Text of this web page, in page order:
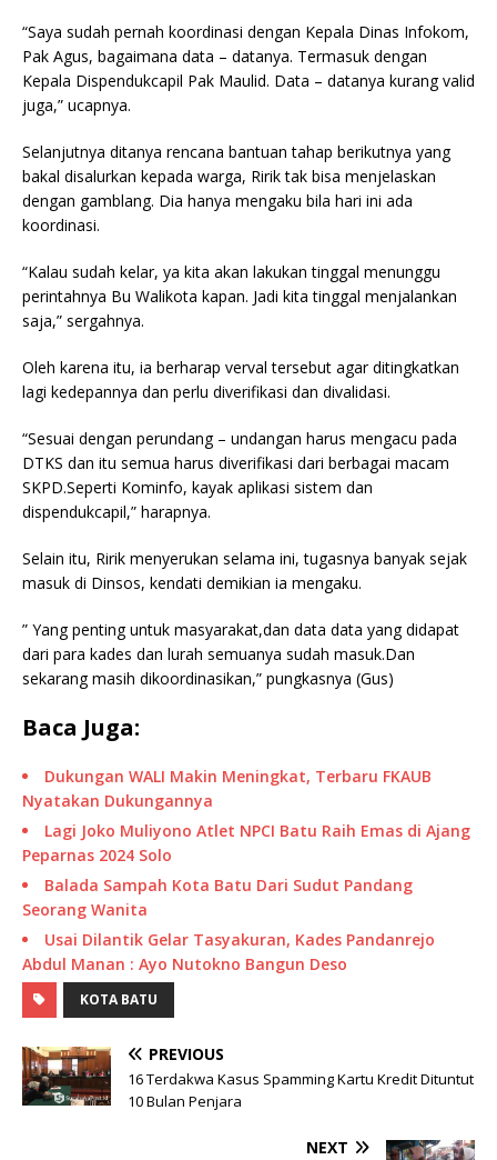
“Saya sudah pernah koordinasi dengan Kepala Dinas Infokom,
Pak Agus, bagaimana data – datanya. Termasuk dengan
Kepala Dispendukcapil Pak Maulid. Data – datanya kurang valid
juga,” ucapnya.
Selanjutnya ditanya rencana bantuan tahap berikutnya yang
bakal disalurkan kepada warga, Ririk tak bisa menjelaskan
dengan gamblang. Dia hanya mengaku bila hari ini ada
koordinasi.
“Kalau sudah kelar, ya kita akan lakukan tinggal menunggu
perintahnya Bu Walikota kapan. Jadi kita tinggal menjalankan
saja,” sergahnya.
Oleh karena itu, ia berharap verval tersebut agar ditingkatkan
lagi kedepannya dan perlu diverifikasi dan divalidasi.
“Sesuai dengan perundang – undangan harus mengacu pada
DTKS dan itu semua harus diverifikasi dari berbagai macam
SKPD.Seperti Kominfo, kayak aplikasi sistem dan
dispendukcapil,” harapnya.
Selain itu, Ririk menyerukan selama ini, tugasnya banyak sejak
masuk di Dinsos, kendati demikian ia mengaku.
” Yang penting untuk masyarakat,dan data data yang didapat
dari para kades dan lurah semuanya sudah masuk.Dan
sekarang masih dikoordinasikan,” pungkasnya (Gus)
Baca Juga:
Dukungan WALI Makin Meningkat, Terbaru FKAUB
Nyatakan Dukungannya
Lagi Joko Muliyono Atlet NPCI Batu Raih Emas di Ajang
Peparnas 2024 Solo
Balada Sampah Kota Batu Dari Sudut Pandang
Seorang Wanita
Usai Dilantik Gelar Tasyakuran, Kades Pandanrejo
Abdul Manan : Ayo Nutokno Bangun Deso
KOTA BATU
PREVIOUS
16 Terdakwa Kasus Spamming Kartu Kredit Dituntut
10 Bulan Penjara
NEXT